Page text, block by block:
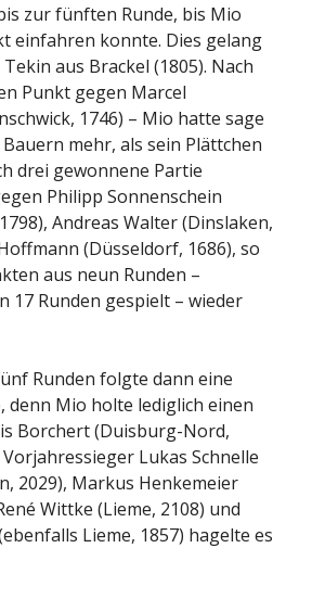
zur fünften Runde, bis Mio
einfahren konnte. Dies gelang
aus Brackel (1805). Nach
Punkt gegen Marcel
1746) – Mio hatte sage
mehr, als sein Plättchen
drei gewonnene Partie
Philipp Sonnenschein
Andreas Walter (Dinslaken,
(Düsseldorf, 1686), so
aus neun Runden –
17 Runden gespielt – wieder
Runden folgte dann eine
denn Mio holte lediglich einen
Borchert (Duisburg-Nord,
Lukas Schnelle
2029), Markus Henkemeier
Wittke (Lieme, 2108) und
Lieme, 1857) hagelte es